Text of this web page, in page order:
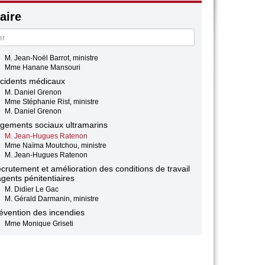
M. Roland Lescure, ministre
M. Guillaume Bigot
France Algérie
Mme Hanane Mansouri
M. Jean-Noël Barrot, ministre
Mme Hanane Mansouri
médicaux
M. Daniel Grenon
Mme Stéphanie Rist, ministre
M. Daniel Grenon
sociaux ultramarins
M. Jean-Hugues Ratenon
Mme Naïma Moutchou, ministre
M. Jean-Hugues Ratenon
et amélioration des conditions de travail
pénitentiaires
M. Didier Le Gac
M. Gérald Darmanin, ministre
des incendies
Mme Monique Griseti